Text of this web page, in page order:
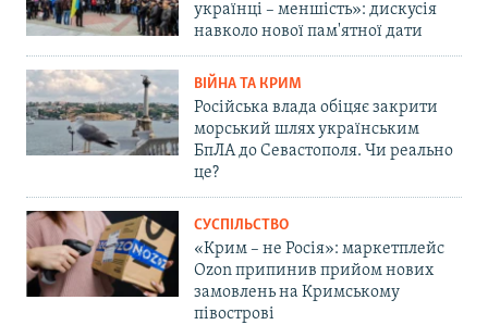
українці – меншість»: дискусія
навколо нової пам'ятної дати
ВІЙНА ТА КРИМ
Російська влада обіцяє закрити
морський шлях українським
БпЛА до Севастополя. Чи реально
це?
СУСПІЛЬСТВО
«Крим – не Росія»: маркетплейс
Ozon припинив прийом нових
замовлень на Кримському
півострові